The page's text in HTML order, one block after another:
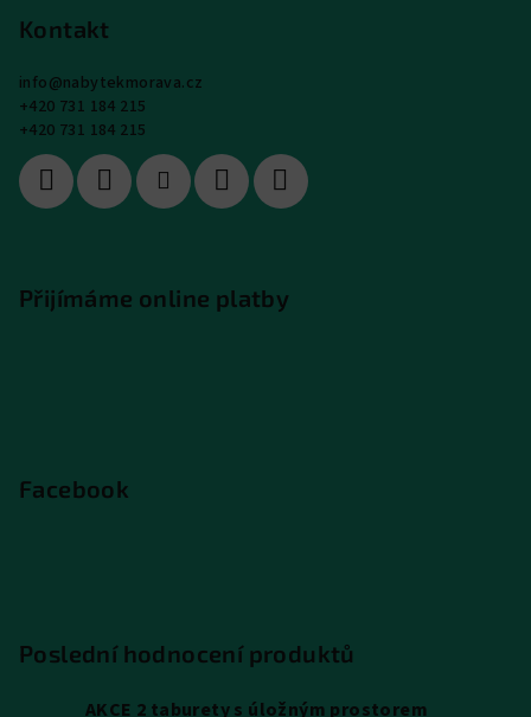
Kontakt
info@nabytekmorava.cz
+420 731 184 215
+420 731 184 215
Přijímáme online platby
Facebook
Poslední hodnocení produktů
AKCE 2 taburety s úložným prostorem